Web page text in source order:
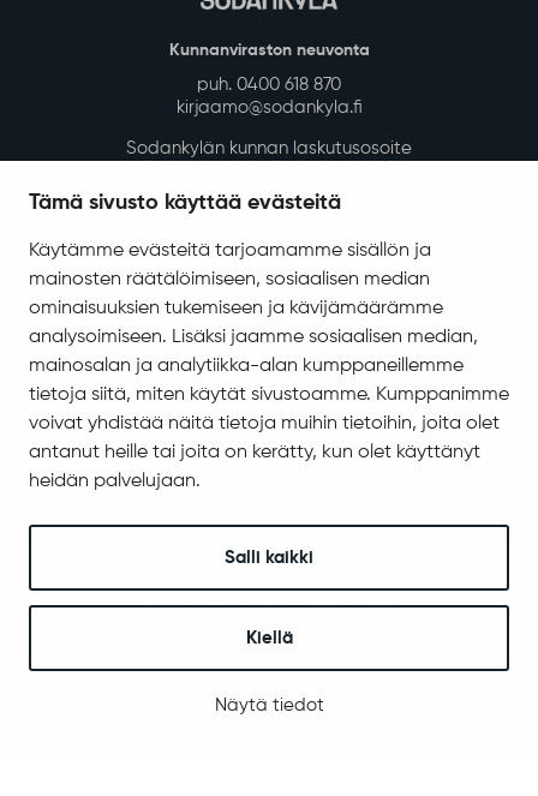
Tämä sivusto käyttää evästeitä
Käytämme evästeitä tarjoamamme sisällön ja
mainosten räätälöimiseen, sosiaalisen median
ominaisuuksien tukemiseen ja kävijämäärämme
analysoimiseen. Lisäksi jaamme sosiaalisen median,
mainosalan ja analytiikka-alan kumppaneillemme
tietoja siitä, miten käytät sivustoamme. Kumppanimme
voivat yhdistää näitä tietoja muihin tietoihin, joita olet
antanut heille tai joita on kerätty, kun olet käyttänyt
heidän palvelujaan.
Salli kaikki
Kiellä
Näytä tiedot
Kunnanviraston neuvonta
puh. 0400 618 870
kirjaamo@sodankyla.fi
Sodankylän kunnan laskutusosoite
Asiakirjajulkisuuskuvaus
Evästeiden hallinta
Yhteystiedot
Jäämerentie 1, 99601 Sodankylä
Kaikki yhteystiedot
Henkilökunnan intranet
Seuraa meitä